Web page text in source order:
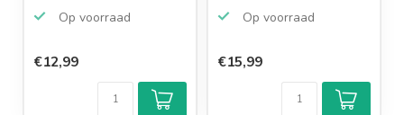
Op voorraad
€12,99
Op voorraad
€15,99